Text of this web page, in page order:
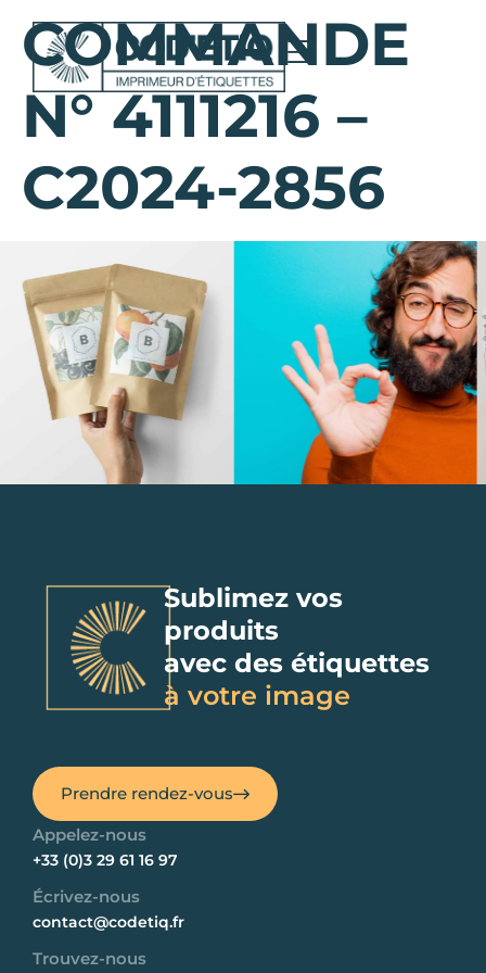
COMMANDE
N° 4111216 –
C2024-2856
Sublimez vos
produits
avec des étiquettes
à votre image
Prendre rendez-vous
Appelez-nous
+33 (0)3 29 61 16 97
Écrivez-nous
contact@codetiq.fr
Trouvez-nous